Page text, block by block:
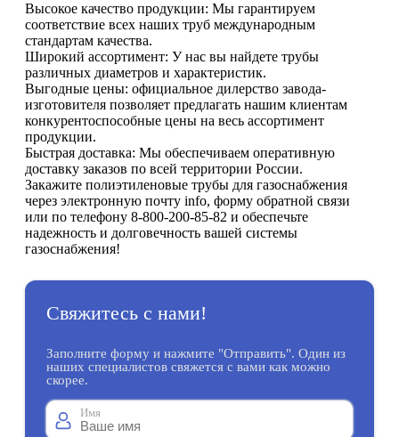
Высокое качество продукции: Мы гарантируем
соответствие всех наших труб международным
стандартам качества.
Широкий ассортимент: У нас вы найдете трубы
различных диаметров и характеристик.
Выгодные цены: официальное дилерство завода-
изготовителя позволяет предлагать нашим клиентам
конкурентоспособные цены на весь ассортимент
продукции.
Быстрая доставка: Мы обеспечиваем оперативную
доставку заказов по всей территории России.
Закажите полиэтиленовые трубы для газоснабжения
через электронную почту info, форму обратной связи
или по телефону 8-800-200-85-82 и обеспечьте
надежность и долговечность вашей системы
газоснабжения!
Свяжитесь с нами!
Заполните форму и нажмите "Отправить". Один из
наших специалистов свяжется с вами как можно
скорее.
Имя